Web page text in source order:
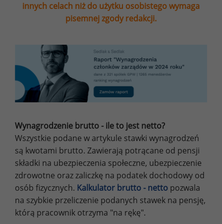
innych celach niż do użytku osobistego wymaga
pisemnej zgody redakcji.
Wynagrodzenie brutto - ile to jest netto?
Wszystkie podane w artykule stawki wynagrodzeń
są kwotami brutto. Zawierają potrącane od pensji
składki na ubezpieczenia społeczne, ubezpieczenie
zdrowotne oraz zaliczkę na podatek dochodowy od
osób fizycznych. Kalkulator brutto - netto pozwala
na szybkie przeliczenie podanych stawek na pensję,
którą pracownik otrzyma "na rękę".